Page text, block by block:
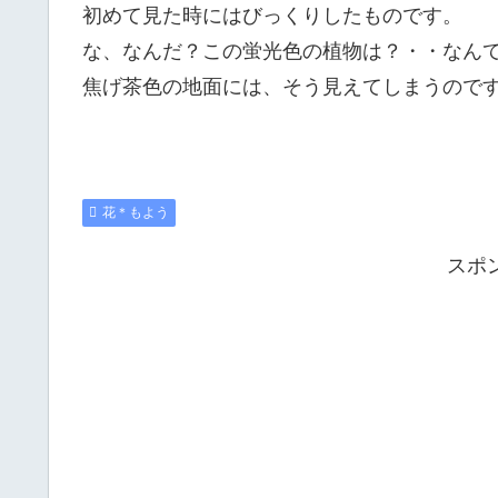
初めて見た時にはびっくりしたものです。
な、なんだ？この蛍光色の植物は？・・なん
焦げ茶色の地面には、そう見えてしまうので
花＊もよう
スポ